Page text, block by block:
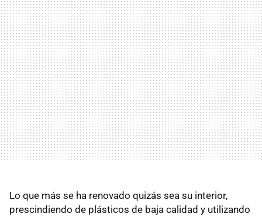
Lo que más se ha renovado quizás sea su interior,
prescindiendo de plásticos de baja calidad y utilizando